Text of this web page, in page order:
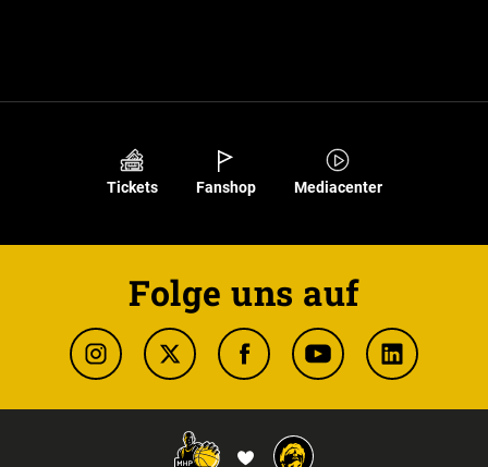
Tickets Fanshop Mediacenter
Folge uns auf